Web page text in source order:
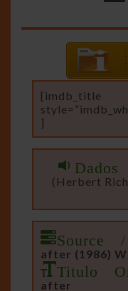
[imdb_title
]
Dados
(Herbert
Source
after (1986)
Titulo
after